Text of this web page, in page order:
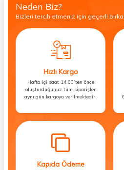
Neden Biz?
Bizleri tercih etmeniz için geçerli
Hızlı Kargo
Hafta içi saat 14:00’ten önce
oluşturduğunuz tüm siparişler
aynı gün kargoya verilmektedir.
Kapıda Ödeme